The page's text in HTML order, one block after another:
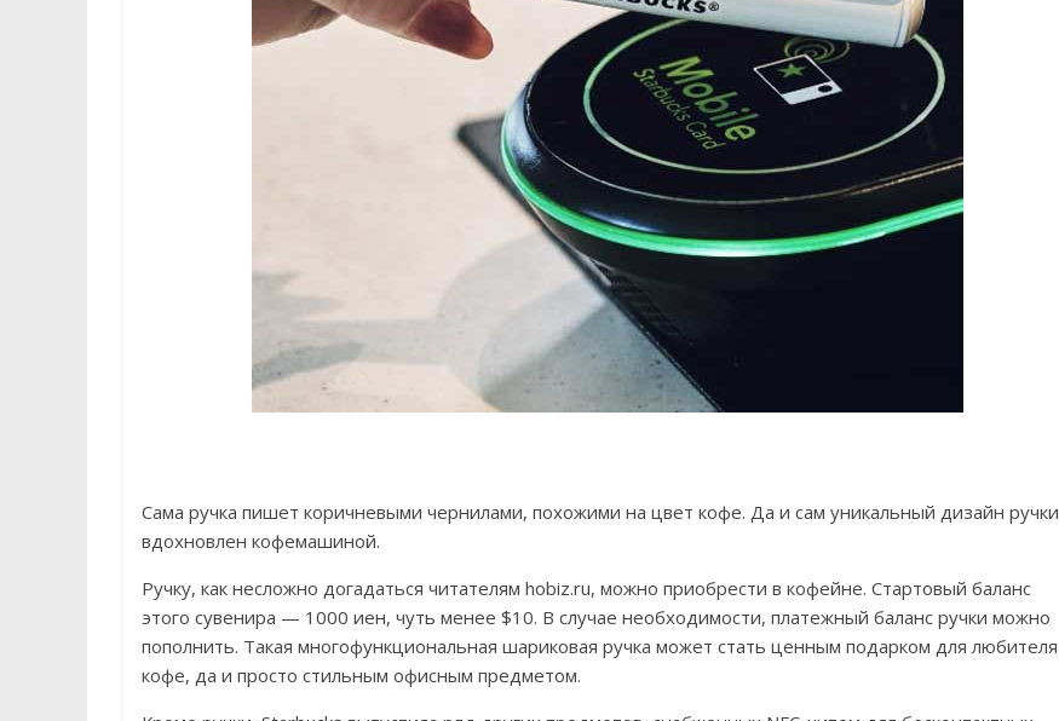
Сама ручка пишет коричневыми чернилами, похожими на цвет кофе. Да и сам уникальный дизайн ручки
вдохновлен кофемашиной.
Ручку, как несложно догадаться читателям hobiz.ru, можно приобрести в кофейне. Стартовый баланс
этого сувенира — 1000 иен, чуть менее $10. В случае необходимости, платежный баланс ручки можно
пополнить. Такая многофункциональная шариковая ручка может стать ценным подарком для любителя
кофе, да и просто стильным офисным предметом.